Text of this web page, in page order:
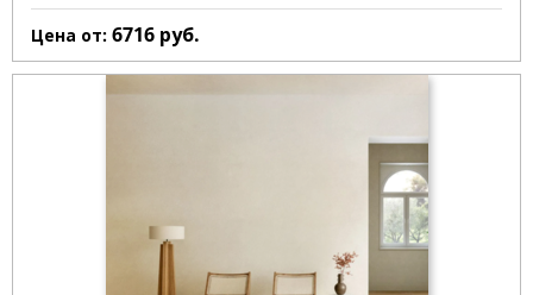
Цена от: 6716 руб.